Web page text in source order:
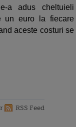
a adus cheltuieli
un euro la fiecare
aceste costuri se
RSS Feed